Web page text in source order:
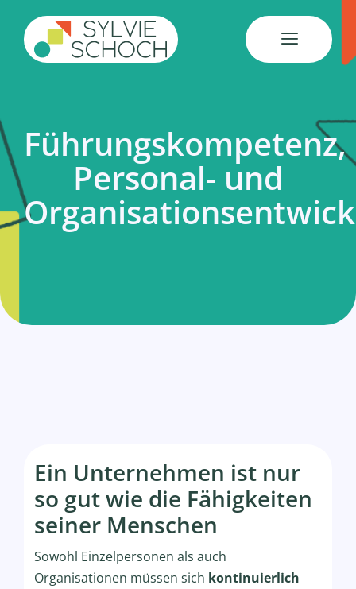
content
Führungskompetenz,
Personal- und
Ein Unternehmen ist nur
so gut wie die Fähigkeiten
seiner Menschen
Sowohl Einzelpersonen als auch
Organisationen müssen sich kontinuierlich